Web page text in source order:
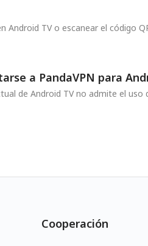
Android TV o escanear el código
a PandaVPN para
de Android TV no admite el uso
Cooperación